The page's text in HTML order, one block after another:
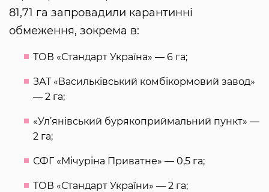
81,71 га запровадили карантинні
обмеження, зокрема в:
ТОВ «Стандарт Україна» — 6 га;
ЗАТ «Васильківський комбікормовий завод»
— 2 га;
«Ул’янівський бурякоприймальний пункт» —
2 га;
СФГ «Мічуріна Приватне» — 0,5 га;
ТОВ «Стандарт України» — 2 га;